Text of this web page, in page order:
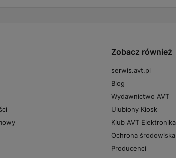
Zobacz również
serwis.avt.pl
Blog
Wydawnictwo AVT
Ulubiony Kiosk
Klub AVT Elektronika
Ochrona środowiska
Producenci